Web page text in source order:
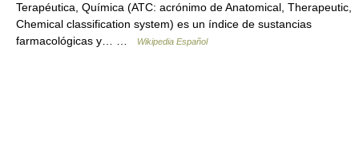
Terapéutica, Química (ATC: acrónimo de Anatomical, Therapeutic,
Chemical classification system) es un índice de sustancias
farmacológicas y… …
Wikipedia Español